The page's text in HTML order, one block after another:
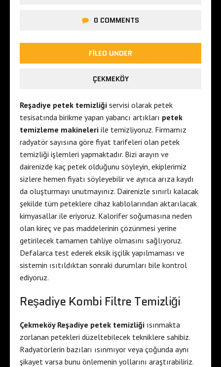
0 COMMENTS
FILED UNDER
ÇEKMEKÖY
Reşadiye petek temizliği servisi olarak petek
tesisatında birikme yapan yabancı artıkları petek
temizleme makineleri ile temizliyoruz. Firmamız
radyatör sayısına göre fiyat tarifeleri olan petek
temizliği işlemleri yapmaktadır. Bizi arayın ve
dairenizde kaç petek olduğunu söyleyin, ekiplerimiz
sizlere hemen fiyatı söyleyebilir ve ayrıca arıza kaydı
da oluşturmayı unutmayınız. Dairenizle sınırlı kalacak
şekilde tüm peteklere cihaz kablolarından aktarılacak
kimyasallar ile eriyoruz. Kalorifer soğumasına neden
olan kireç ve pas maddelerinin çözünmesi yerine
getirilecek tamamen tahliye olmasını sağlıyoruz.
Defalarca test ederek eksik işçilik yapılmaması ve
sistemin ısıtıldıktan sonraki durumları bile kontrol
ediyoruz.
Reşadiye Kombi Filtre Temizliği
Çekmeköy Reşadiye petek temizliği ısınmakta
zorlanan petekleri düzeltebilecek tekniklere sahibiz.
Radyatörlerin bazıları ısınmıyor veya çoğunda aynı
şikayet varsa bunu önlemenin yollarını araştırabiliriz.